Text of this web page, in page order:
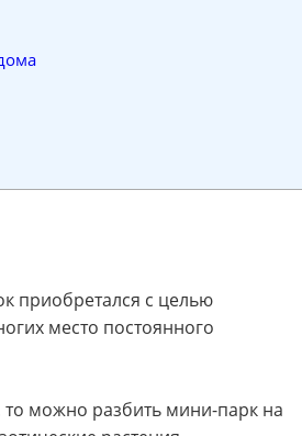
приобретался с целью
место постоянного
можно разбить мини-парк на